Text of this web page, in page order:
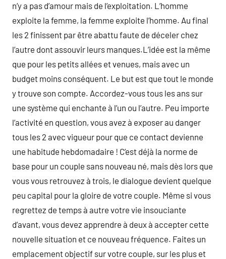
n’y a pas d’amour mais de l’exploitation. L’homme
exploite la femme, la femme exploite l’homme. Au final
les 2 finissent par être abattu faute de déceler chez
l’autre dont assouvir leurs manques.L’idée est la même
que pour les petits allées et venues, mais avec un
budget moins conséquent. Le but est que tout le monde
y trouve son compte. Accordez-vous tous les ans sur
une système qui enchante à l’un ou l’autre. Peu importe
l’activité en question, vous avez à exposer au danger
tous les 2 avec vigueur pour que ce contact devienne
une habitude hebdomadaire ! C’est déjà la norme de
base pour un couple sans nouveau né, mais dès lors que
vous vous retrouvez à trois, le dialogue devient quelque
peu capital pour la gloire de votre couple. Même si vous
regrettez de temps à autre votre vie insouciante
d’avant, vous devez apprendre à deux à accepter cette
nouvelle situation et ce nouveau fréquence. Faites un
emplacement objectif sur votre couple, sur les plus et